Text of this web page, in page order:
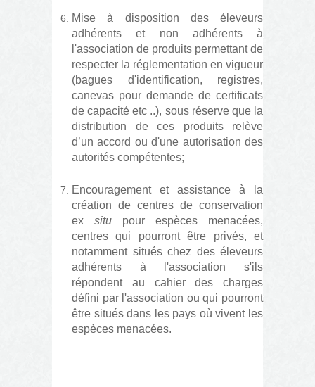
Mise à disposition des éleveurs
adhérents et non adhérents à
l'association de produits permettant de
respecter la réglementation en vigueur
(bagues d'identification, registres,
canevas pour demande de certificats
de capacité etc ..), sous réserve que la
distribution de ces produits relève
d’un accord ou d'une autorisation des
autorités compétentes;
Encouragement et assistance à la
création de centres de conservation
ex situ pour espèces menacées,
centres qui pourront être privés, et
notamment situés chez des éleveurs
adhérents à l'association s'ils
répondent au cahier des charges
défini par l'association ou qui pourront
être situés dans les pays où vivent les
espèces menacées.